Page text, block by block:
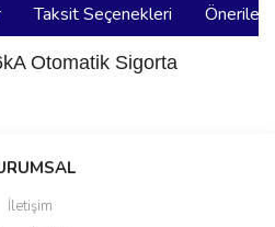
Taksit Seçenekleri
Otomatik Sigorta
yorumu siz yapın!
İletişim